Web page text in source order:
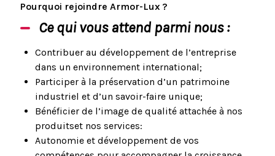
Pourquoi rejoindre Armor-Lux ?
Ce qui vous attend parmi nous:
Contribuer au développement de l’entreprise
dans un environnement international;
Participer à la préservation d’un patrimoine
industriel et d’un savoir-faire unique;
Bénéficier de l’image de qualité attachée à nos
produitset nos services:
Autonomie et développement de vos